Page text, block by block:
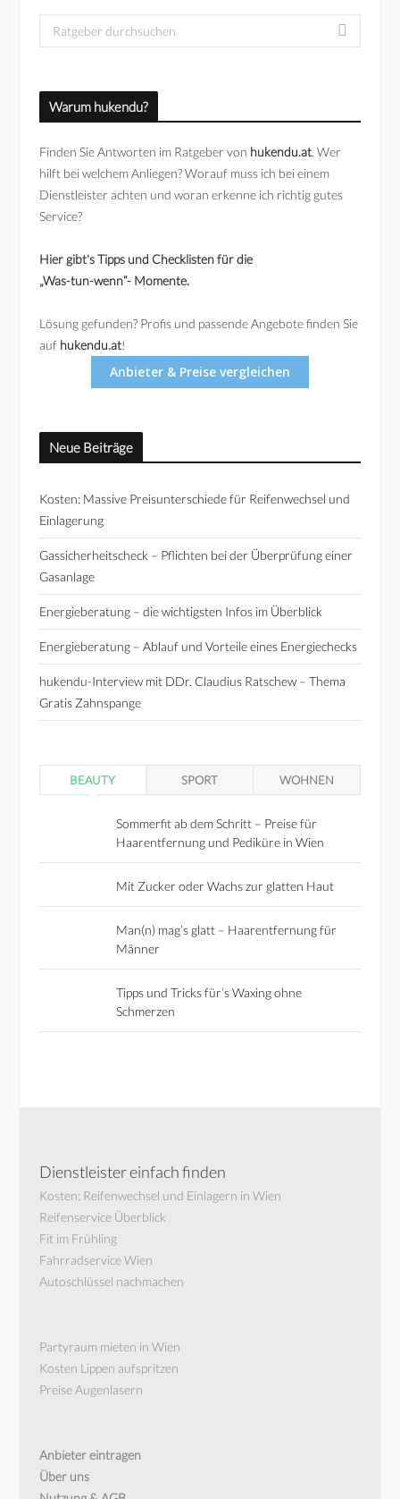
Search
for:
Warum hukendu?
Finden Sie Antworten im Ratgeber von hukendu.at . Wer
hilft bei welchem Anliegen? Worauf muss ich bei einem
Dienstleister achten und woran erkenne ich richtig gutes
Service?
Hier gibt's Tipps und Checklisten für die
„Was-tun-wenn“- Momente.
Lösung gefunden? Profis und passende Angebote finden Sie
auf hukendu.at!
Anbieter & Preise vergleichen
Neue Beiträge
Kosten: Massive Preisunterschiede für Reifenwechsel und
Einlagerung
Gassicherheitscheck – Pflichten bei der Überprüfung einer
Gasanlage
Energieberatung – die wichtigsten Infos im Überblick
Energieberatung – Ablauf und Vorteile eines Energiechecks
hukendu-Interview mit DDr. Claudius Ratschew – Thema
Gratis Zahnspange
BEAUTY SPORT WOHNEN
Sommerfit ab dem Schritt – Preise für
Haarentfernung und Pediküre in Wien
Mit Zucker oder Wachs zur glatten Haut
Man(n) mag’s glatt – Haarentfernung für
Männer
Tipps und Tricks für’s Waxing ohne
Schmerzen
Dienstleister einfach finden
Kosten: Reifenwechsel und Einlagern in Wien
Reifenservice Überblick
Fit im Frühling
Fahrradservice Wien
Autoschlüssel nachmachen
Partyraum mieten in Wien
Kosten Lippen aufspritzen
Preise Augenlasern
Anbieter eintragen
Über uns